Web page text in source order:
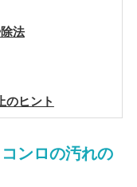
法
のヒント
ンロの汚れの